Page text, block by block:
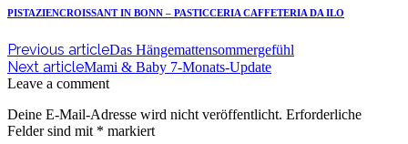
PISTAZIENCROISSANT IN BONN – PASTICCERIA CAFFETERIA DA ILO
Previous articleDas Hängemattensommergefühl
Next articleMami & Baby 7-Monats-Update
Leave a comment
Deine E-Mail-Adresse wird nicht veröffentlicht. Erforderliche
Felder sind mit * markiert